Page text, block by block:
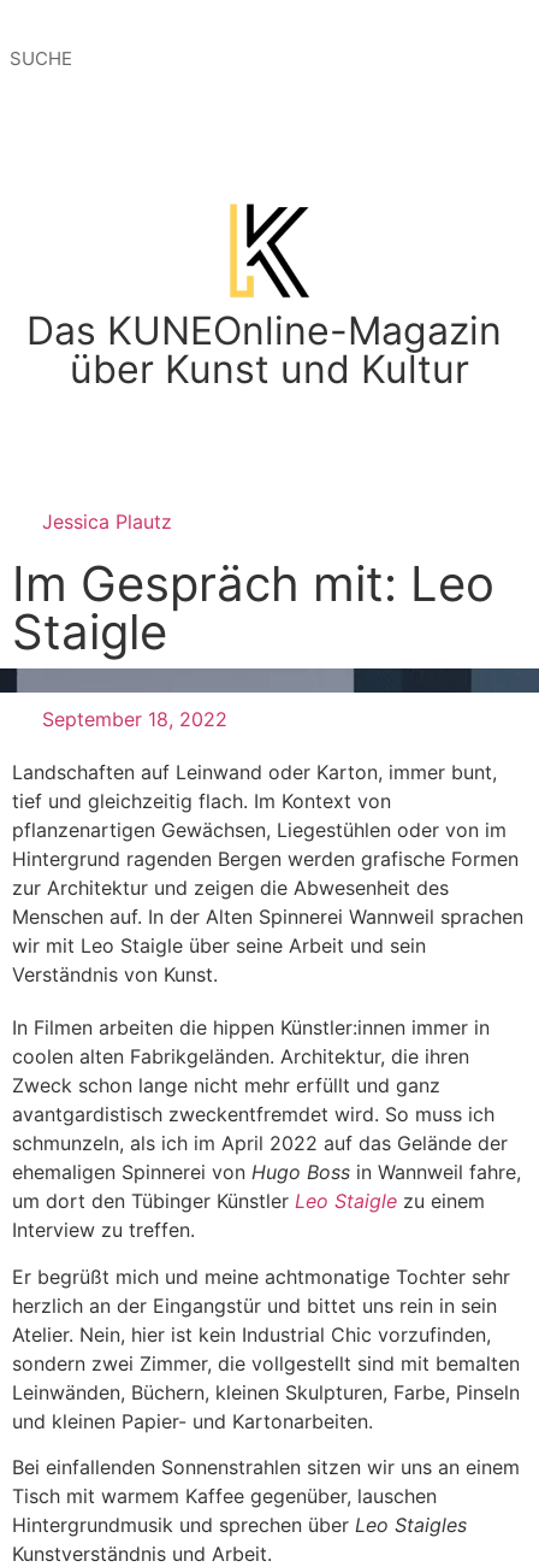
Das KUNEOnline-Magazin
über Kunst und Kultur
Jessica Plautz
Im Gespräch mit: Leo
Staigle
September 18, 2022
Landschaften auf Leinwand oder Karton, immer bunt,
tief und gleichzeitig flach. Im Kontext von
pflanzenartigen Gewächsen, Liegestühlen oder von im
Hintergrund ragenden Bergen werden grafische Formen
zur Architektur und zeigen die Abwesenheit des
Menschen auf. In der Alten Spinnerei Wannweil sprachen
wir mit Leo Staigle über seine Arbeit und sein
Verständnis von Kunst.
In Filmen arbeiten die hippen Künstler:innen immer in
coolen alten Fabrikgeländen. Architektur, die ihren
Zweck schon lange nicht mehr erfüllt und ganz
avantgardistisch zweckentfremdet wird. So muss ich
schmunzeln, als ich im April 2022 auf das Gelände der
ehemaligen Spinnerei von Hugo Boss in Wannweil fahre,
um dort den Tübinger Künstler Leo Staigle zu einem
Interview zu treffen.
Er begrüßt mich und meine achtmonatige Tochter sehr
herzlich an der Eingangstür und bittet uns rein in sein
Atelier. Nein, hier ist kein Industrial Chic vorzufinden,
sondern zwei Zimmer, die vollgestellt sind mit bemalten
Leinwänden, Büchern, kleinen Skulpturen, Farbe, Pinseln
und kleinen Papier- und Kartonarbeiten.
Bei einfallenden Sonnenstrahlen sitzen wir uns an einem
Tisch mit warmem Kaffee gegenüber, lauschen
Hintergrundmusik und sprechen über Leo Staigles
Kunstverständnis und Arbeit.